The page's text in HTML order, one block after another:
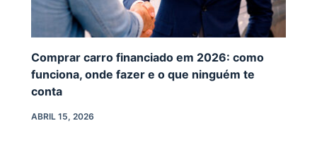
Comprar carro financiado em 2026: como
funciona, onde fazer e o que ninguém te
conta
ABRIL 15, 2026